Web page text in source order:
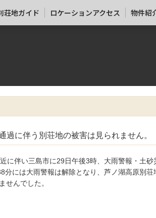
荘地ガイド ロケーションアクセス 物件紹
過に伴う別荘地の被害は見られません。
に伴い三島市に29日午後3時、大雨警報・土
分には大雨警報は解除となり、芦ノ湖高原別
せんでした。